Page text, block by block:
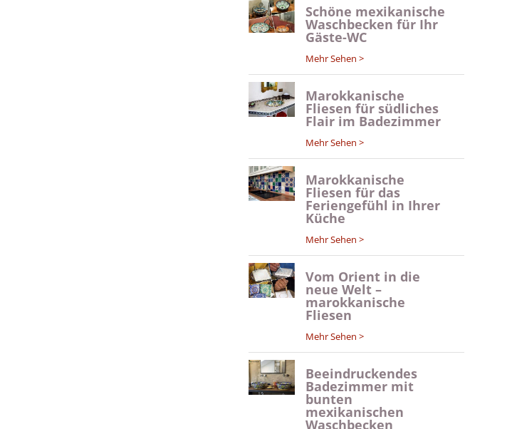
Schöne mexikanische
Waschbecken für Ihr
Gäste-WC
Mehr Sehen >
Marokkanische
Fliesen für südliches
Flair im Badezimmer
Mehr Sehen >
Marokkanische
Fliesen für das
Feriengefühl in Ihrer
Küche
Mehr Sehen >
Vom Orient in die
neue Welt –
marokkanische
Fliesen
Mehr Sehen >
Beeindruckendes
Badezimmer mit
bunten
mexikanischen
Waschbecken